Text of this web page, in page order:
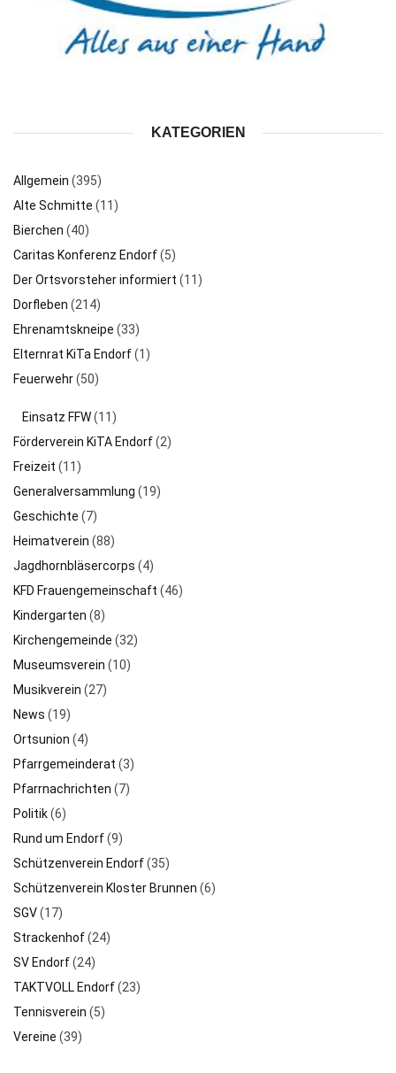
KATEGORIEN
Allgemein (395)
Alte Schmitte (11)
Bierchen (40)
Caritas Konferenz Endorf(5)
Der Ortsvorsteher informiert (11)
Dorfleben (214)
Ehrenamtskneipe (33)
Elternrat KiTa Endorf(1)
Feuerwehr(50)
Einsatz FFW(11)
Förderverein KiTA Endorf(2)
Freizeit (11)
Generalversammlung (19)
Geschichte (7)
Heimatverein (88)
Jagdhornbläsercorps (4)
KFD Frauengemeinschaft (46)
Kindergarten (8)
Kirchengemeinde (32)
Museumsverein (10)
Musikverein (27)
News (19)
Ortsunion (4)
Pfarrgemeinderat (3)
Pfarrnachrichten (7)
Politik(6)
Rund um Endorf(9)
Schützenverein Endorf(35)
Schützenverein Kloster Brunnen (6)
SGV(17)
Strackenhof(24)
SV Endorf(24)
TAKTVOLL Endorf(23)
Tennisverein (5)
Vereine (39)